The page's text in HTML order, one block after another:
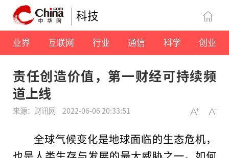
科技
业界 互联网 行业 通信 科学 创业
责任创造价值，第一财经可持续频
道上线
来源：财讯网 2022-06-06 20:33:51
全球气候变化是地球面临的生态危机，